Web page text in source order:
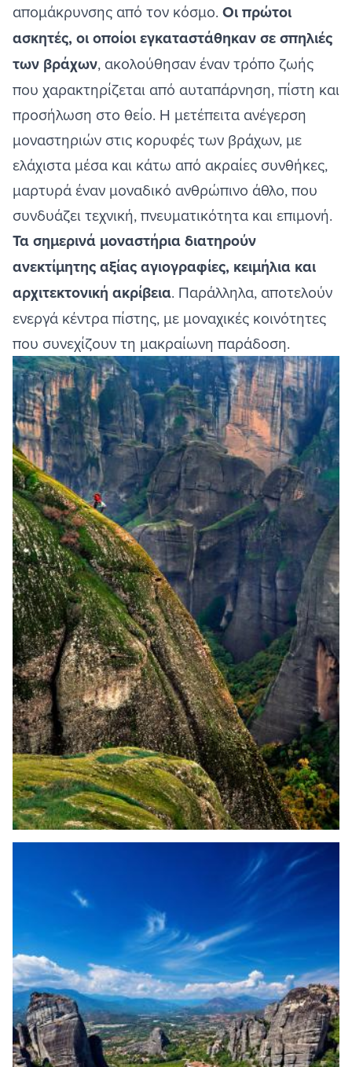
απομάκρυνσης από τον κόσμο. Οι πρώτοι
ασκητές, οι οποίοι εγκαταστάθηκαν σε σπηλιές
των βράχων, ακολούθησαν έναν τρόπο ζωής
που χαρακτηρίζεται από αυταπάρνηση, πίστη και
προσήλωση στο θείο. Η μετέπειτα ανέγερση
μοναστηριών στις κορυφές των βράχων, με
ελάχιστα μέσα και κάτω από ακραίες συνθήκες,
μαρτυρά έναν μοναδικό ανθρώπινο άθλο, που
συνδυάζει τεχνική, πνευματικότητα και επιμονή.
Τα σημερινά μοναστήρια διατηρούν
ανεκτίμητης αξίας αγιογραφίες, κειμήλια και
αρχιτεκτονική ακρίβεια. Παράλληλα, αποτελούν
ενεργά κέντρα πίστης, με μοναχικές κοινότητες
που συνεχίζουν τη μακραίωνη παράδοση.
Image